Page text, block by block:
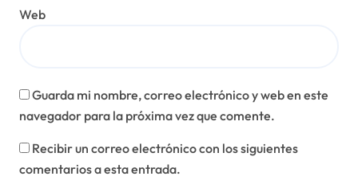
Web
Guarda mi nombre, correo electrónico y web en este
navegador para la próxima vez que comente.
Recibir un correo electrónico con los siguientes
comentarios a esta entrada.